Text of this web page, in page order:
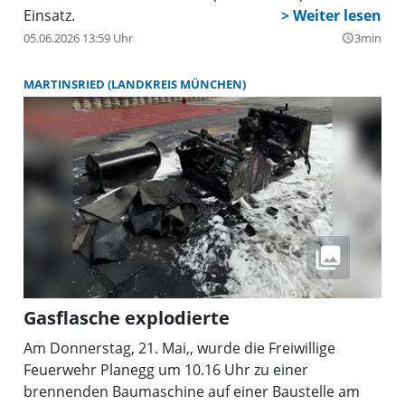
Einsatz.
05.06.2026 13:59 Uhr query_builder3min
MARTINSRIED (LANDKREIS MÜNCHEN)
Gasflasche explodierte
Am Donnerstag, 21. Mai,, wurde die Freiwillige
Feuerwehr Planegg um 10.16 Uhr zu einer
brennenden Baumaschine auf einer Baustelle am